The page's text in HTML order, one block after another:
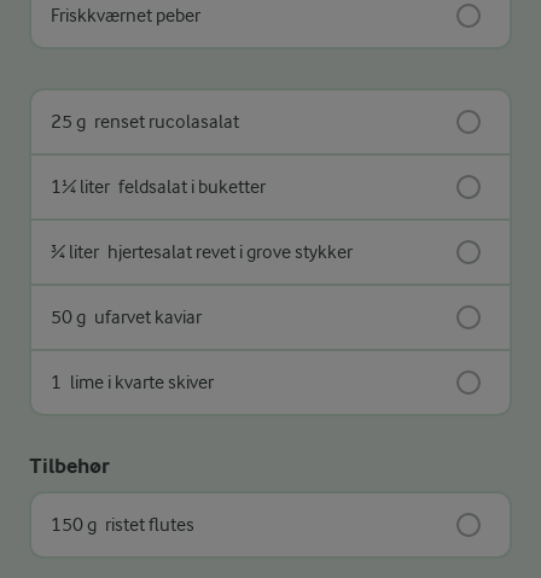
Friskkværnet peber
25 g renset rucolasalat
1¼ liter feldsalat i buketter
¾ liter hjertesalat revet i grove stykker
50 g ufarvet kaviar
1 lime i kvarte skiver
Tilbehør
150 g ristet flutes